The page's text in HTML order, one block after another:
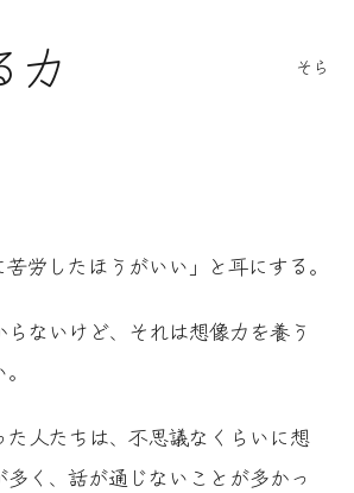
力 そら
労したほうがいい」と耳にする。
ないけど、それは想像力を養う
人たちは、不思議なくらいに想
く、話が通じないことが多かっ